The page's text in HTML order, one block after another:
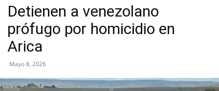
Detienen a venezolano
prófugo por homicidio en
Arica
Mayo 8, 2026